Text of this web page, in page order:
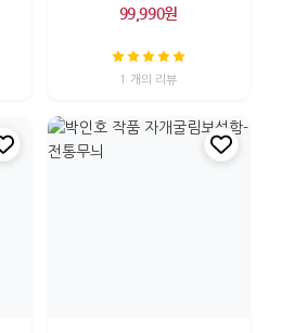
99,990원
1 개의 리뷰